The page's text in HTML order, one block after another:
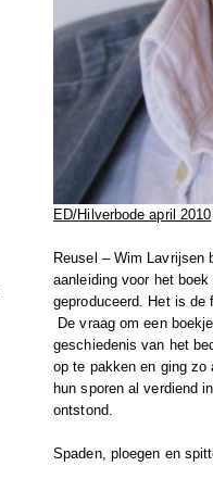
ED/Hilverbode april 2010
Reusel – Wim Lavrijsen
aanleiding voor het
geproduceerd. Het is de
De vraag om een
geschiedenis van het
op te pakken en ging
hun sporen al verdiend
ontstond.
Spaden, ploegen en